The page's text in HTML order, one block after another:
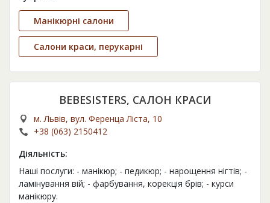
Манікюрні салони
Салони краси, перукарні
BEBESISTERS, САЛОН КРАСИ
м. Львів, вул. Ференца Ліста, 10
+38 (063) 2150412
Діяльність:
Наші послуги: - манікюр; - педикюр; - нарощення нігтів; -
ламінування вій; - фарбування, корекція брів; - курси
манікюру.